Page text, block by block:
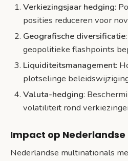
Verkiezingsjaar hedging:
posities reduceren voor
Geografische diversificatie
geopolitieke flashpoints
Liquiditeitsmanagement:
plotselinge
Valuta-hedging:
volatiliteit rond
Impact op
Nederlandse multinationals